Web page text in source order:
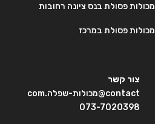
מכולות פסולת בנס ציונה רחובות
מכולות פסולת במרכז
צור קשר
contact@מכולות-שפלה.com
073-7020398